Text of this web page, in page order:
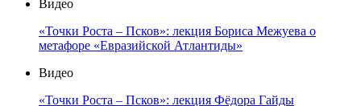
Видео
«Точки Роста – Псков»: лекция Бориса Межуева о
метафоре «Евразийской Атлантиды»
Видео
«Точки Роста – Псков»: лекция Фёдора Гайды